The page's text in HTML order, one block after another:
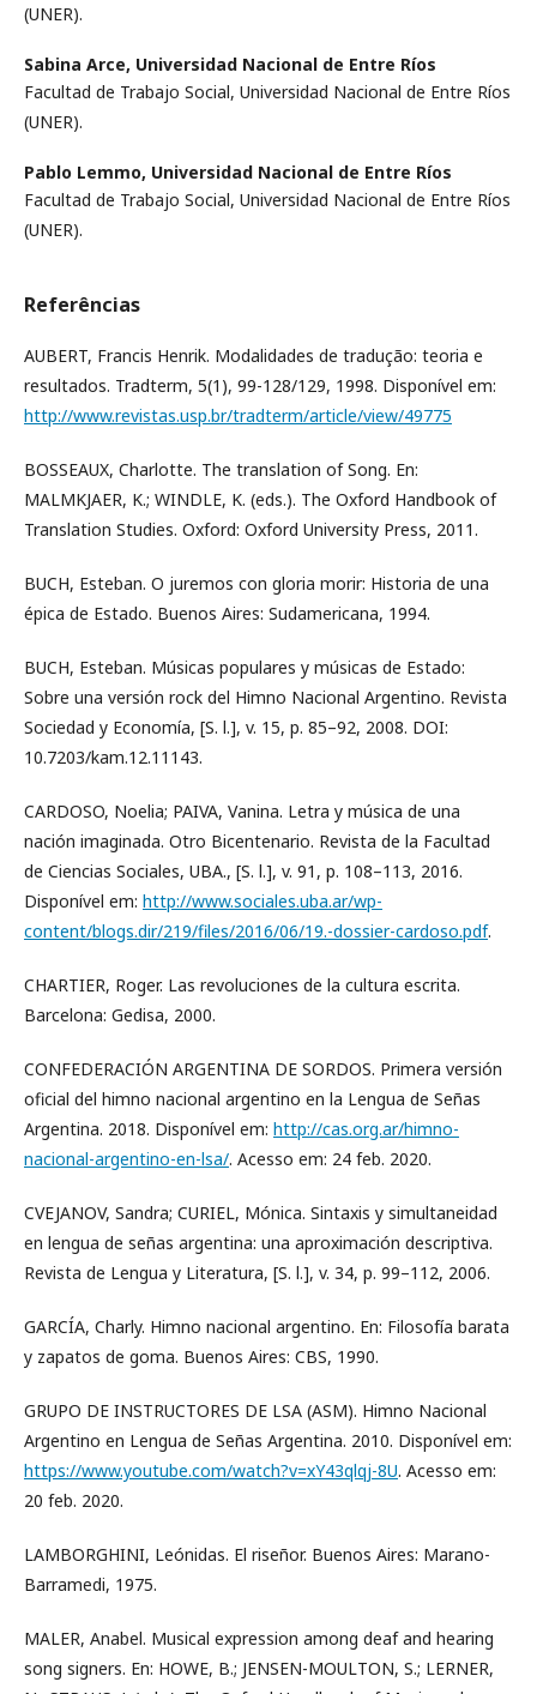
(UNER).
Sabina Arce, Universidad Nacional de Entre Ríos
Facultad de Trabajo Social, Universidad Nacional de Entre Ríos
(UNER).
Pablo Lemmo, Universidad Nacional de Entre Ríos
Facultad de Trabajo Social, Universidad Nacional de Entre Ríos
(UNER).
Referências
AUBERT, Francis Henrik. Modalidades de tradução: teoria e
resultados. Tradterm, 5(1), 99-128/129, 1998. Disponível em:
http://www.revistas.usp.br/tradterm/article/view/49775
BOSSEAUX, Charlotte. The translation of Song. En:
MALMKJAER, K.; WINDLE, K. (eds.). The Oxford Handbook of
Translation Studies. Oxford: Oxford University Press, 2011.
BUCH, Esteban. O juremos con gloria morir: Historia de una
épica de Estado. Buenos Aires: Sudamericana, 1994.
BUCH, Esteban. Músicas populares y músicas de Estado:
Sobre una versión rock del Himno Nacional Argentino. Revista
Sociedad y Economía, [S. l.], v. 15, p. 85–92, 2008. DOI:
10.7203/kam.12.11143.
CARDOSO, Noelia; PAIVA, Vanina. Letra y música de una
nación imaginada. Otro Bicentenario. Revista de la Facultad
de Ciencias Sociales, UBA., [S. l.], v. 91, p. 108–113, 2016.
Disponível em: http://www.sociales.uba.ar/wp-
content/blogs.dir/219/files/2016/06/19.-dossier-cardoso.pdf.
CHARTIER, Roger. Las revoluciones de la cultura escrita.
Barcelona: Gedisa, 2000.
CONFEDERACIÓN ARGENTINA DE SORDOS. Primera versión
oficial del himno nacional argentino en la Lengua de Señas
Argentina. 2018. Disponível em: http://cas.org.ar/himno-
nacional-argentino-en-lsa/. Acesso em: 24 feb. 2020.
CVEJANOV, Sandra; CURIEL, Mónica. Sintaxis y simultaneidad
en lengua de señas argentina: una aproximación descriptiva.
Revista de Lengua y Literatura, [S. l.], v. 34, p. 99–112, 2006.
GARCÍA, Charly. Himno nacional argentino. En: Filosofía barata
y zapatos de goma. Buenos Aires: CBS, 1990.
GRUPO DE INSTRUCTORES DE LSA (ASM). Himno Nacional
Argentino en Lengua de Señas Argentina. 2010. Disponível em:
https://www.youtube.com/watch?v=xY43qlqj-8U. Acesso em:
20 feb. 2020.
LAMBORGHINI, Leónidas. El riseñor. Buenos Aires: Marano-
Barramedi, 1975.
MALER, Anabel. Musical expression among deaf and hearing
song signers. En: HOWE, B.; JENSEN-MOULTON, S.; LERNER,